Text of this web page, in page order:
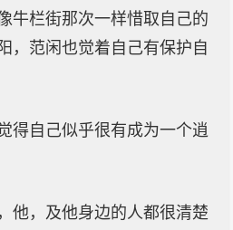
牛栏街那次一样惜取自己的
，范闲也觉着自己有保护自
得自己似乎很有成为一个逍
他，及他身边的人都很清楚